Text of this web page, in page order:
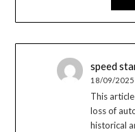
speed
18/09/2025
This
loss of
historical